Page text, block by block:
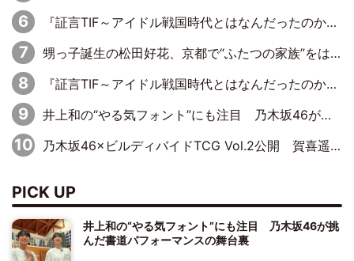
『証言TIF～アイドル戦国時代とはなんだったのか～』第11回：私立恵比寿中学・真山りか×安本彩花「TIFで10年ぶりのキョンシーメイクをしたら、場を完全に引かせてしまって。時代が変わったんだなって」
甥っ子誕生の松田好花、京都で“ふたつの家族”をはしご！ “母”黒谷友香に見送られ、“父”松岡昌宏とはハシゴ酒
『証言TIF～アイドル戦国時代とはなんだったのか～』第10回：さくら学院・武藤彩未×飯田らうら「正直、中3で辞めるというのを信じてなくて。そう言われてはいたけど、嘘でしょって」
井上和の“やる気フォント”にも注目 乃木坂46が挑んだ書道パフォーマンスの舞台裏
乃木坂46×ビルディバイドTCG Vol.2公開 賀喜遥香＆田村真佑が『京まふ』ステージに登壇
PICK UP
井上和の“やる気フォント”にも注目 乃木坂46が挑
んだ書道パフォーマンスの舞台裏